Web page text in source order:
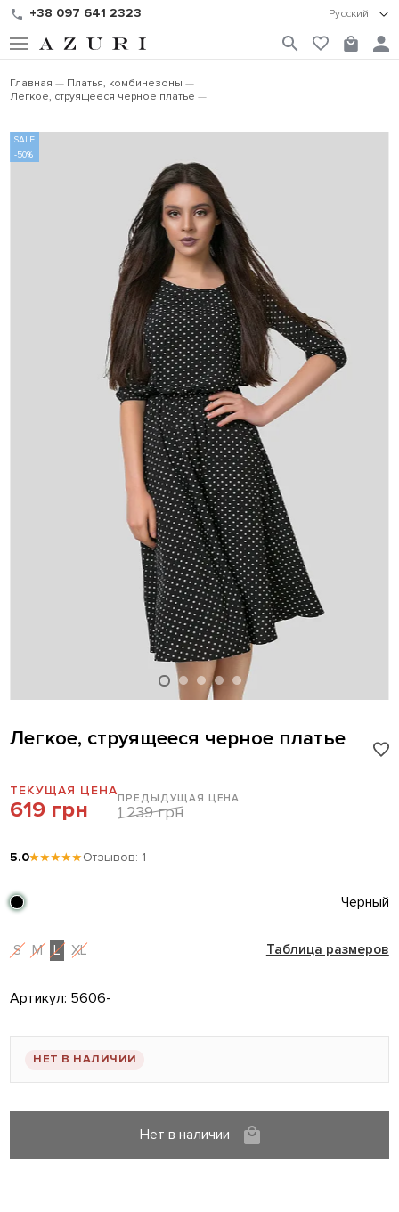
+38 097 641 2323 Русский
Главная
Платья, комбинезоны
Легкое, струящееся черное платье
Легкое, струящееся черное платье
ТЕКУЩАЯ ЦЕНА
619 грн ПРЕДЫДУЩАЯ ЦЕНА
1 239 грн
5.0★★★★★Отзывов: 1
Черный
S M L XL Таблица размеров
Артикул: 5606-
НЕТ В НАЛИЧИИ
Нет в наличии